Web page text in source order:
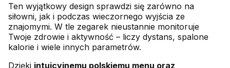
Ten wyjątkowy design sprawdzi się zarówno na
siłowni, jak i podczas wieczornego wyjścia ze
znajomymi. W tle zegarek nieustannie monitoruje
Twoje zdrowie i aktywność – liczy dystans, spalone
kalorie i wiele innych parametrów.
Dzięki intuicyjnemu polskiemu menu oraz